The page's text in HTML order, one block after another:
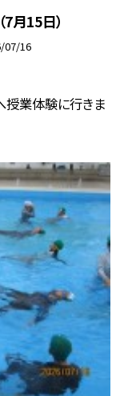
月15日）
07/16
授業体験に行きま